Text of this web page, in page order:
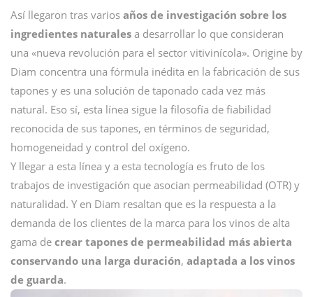
Así llegaron tras varios años de investigación sobre los
ingredientes naturales a desarrollar lo que consideran
una «nueva revolución para el sector vitivinícola». Origine by
Diam concentra una fórmula inédita en la fabricación de sus
tapones y es una solución de taponado cada vez más
natural. Eso sí, esta línea sigue la filosofía de fiabilidad
reconocida de sus tapones, en términos de seguridad,
homogeneidad y control del oxígeno.
Y llegar a esta línea y a esta tecnología es fruto de los
trabajos de investigación que asocian permeabilidad (OTR) y
naturalidad. Y en Diam resaltan que es la respuesta a la
demanda de los clientes de la marca para los vinos de alta
gama de crear tapones de permeabilidad más abierta
conservando una larga duración, adaptada a los vinos
de guarda.